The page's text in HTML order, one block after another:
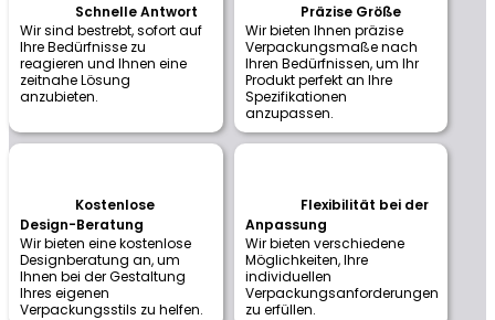
Schnelle Antwort
Wir sind bestrebt, sofort auf
Ihre Bedürfnisse zu
reagieren und Ihnen eine
zeitnahe Lösung
anzubieten.
Präzise Größe
Wir bieten Ihnen präzise
Verpackungsmaße nach
Ihren Bedürfnissen, um Ihr
Produkt perfekt an Ihre
Spezifikationen
anzupassen.
Kostenlose
Design-Beratung
Wir bieten eine kostenlose
Designberatung an, um
Ihnen bei der Gestaltung
Ihres eigenen
Verpackungsstils zu helfen.
Flexibilität bei der
Anpassung
Wir bieten verschiedene
Möglichkeiten, Ihre
individuellen
Verpackungsanforderungen
zu erfüllen.